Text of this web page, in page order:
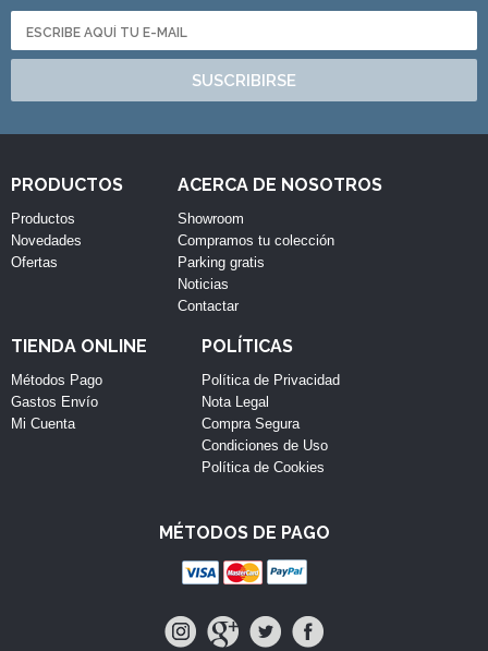
SUSCRIBIRSE
PRODUCTOS
Productos
Novedades
Ofertas
ACERCA DE NOSOTROS
Showroom
Compramos tu colección
Parking gratis
Noticias
Contactar
TIENDA ONLINE
Métodos Pago
Gastos Envío
Mi Cuenta
POLÍTICAS
Política de Privacidad
Nota Legal
Compra Segura
Condiciones de Uso
Política de Cookies
MÉTODOS DE PAGO